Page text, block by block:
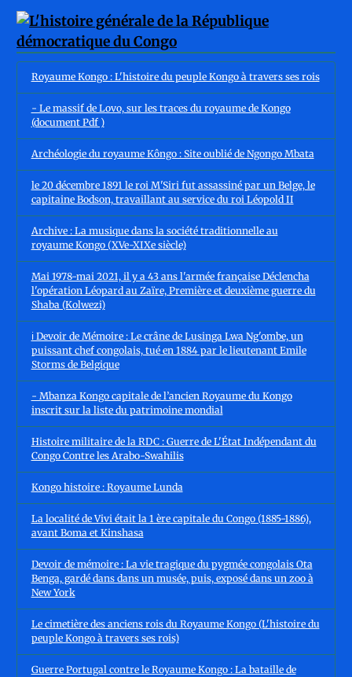
Royaume Kongo : L'histoire du peuple Kongo à travers ses rois
- Le massif de Lovo, sur les traces du royaume de Kongo
(document Pdf )
Archéologie du royaume Kôngo : Site oublié de Ngongo Mbata
le 20 décembre 1891 le roi M'Siri fut assassiné par un Belge, le
capitaine Bodson, travaillant au service du roi Léopold II
Archive : La musique dans la société traditionnelle au
royaume Kongo (XVe-XIXe siècle)
Mai 1978-mai 2021, il y a 43 ans l'armée française Déclencha
l'opération Léopard au Zaïre, Première et deuxième guerre du
Shaba (Kolwezi)
ℹ️ Devoir de Mémoire : Le crâne de Lusinga Lwa Ng'ombe, un
puissant chef congolais, tué en 1884 par le lieutenant Emile
Storms de Belgique
- Mbanza Kongo capitale de l’ancien Royaume du Kongo
inscrit sur la liste du patrimoine mondial
Histoire militaire de la RDC : Guerre de L'État Indépendant du
Congo Contre les Arabo-Swahilis
Kongo histoire : Royaume Lunda
La localité de Vivi était la 1 ère capitale du Congo (1885-1886),
avant Boma et Kinshasa
Devoir de mémoire : La vie tragique du pygmée congolais Ota
Benga, gardé dans dans un musée, puis, exposé dans un zoo à
New York
Le cimetière des anciens rois du Royaume Kongo (L'histoire du
peuple Kongo à travers ses rois)
Guerre Portugal contre le Royaume Kongo : La bataille de